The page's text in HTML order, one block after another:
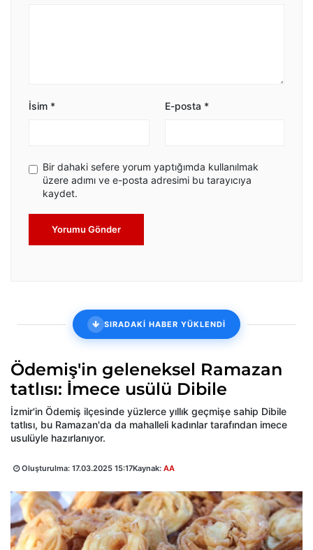
İsim * E-posta *
Bir dahaki sefere yorum yaptığımda kullanılmak
üzere adımı ve e-posta adresimi bu tarayıcıya
kaydet.
Yorumu Gönder
SIRADAKİ HABER YÜKLENDİ
Ödemiş'in geleneksel Ramazan
tatlısı: İmece usülü Dibile
İzmir'in Ödemiş ilçesinde yüzlerce yıllık geçmişe sahip Dibile
tatlısı, bu Ramazan'da da mahalleli kadınlar tarafından imece
usulüyle hazırlanıyor.
Oluşturulma: 17.03.2025 15:17Kaynak: AA